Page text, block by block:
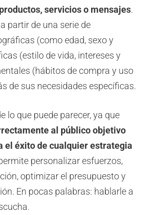
servicios o mensajes.
partir de una serie de
(como edad, sexo y
(estilo de vida, intereses y
(hábitos de compra y uso
de sus necesidades específicas.
lo que puede parecer, ya que
al público objetivo
el éxito de cualquier estrategia
personalizar esfuerzos,
optimizar el presupuesto y
En pocas palabras: hablarle a